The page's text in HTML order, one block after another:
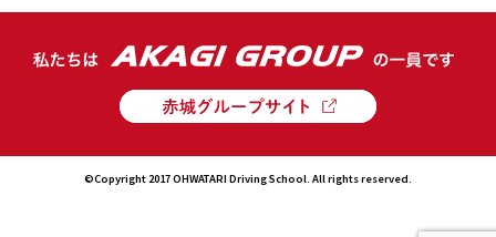
©Copyright 2017 OHWATARI Driving School. All rights reserved.